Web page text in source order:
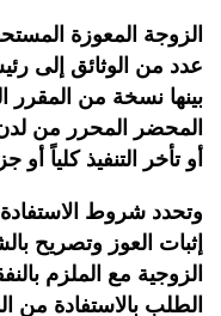
الزوجة المعوزة
عدد من الوثائق إلى
بينها نسخة من المقرر
المحضر المحرر من لدن
أو تأخر التنفيذ كلياً أو
وتحدد شروط
إثبات العوز وتصريح
الزوجية مع الملزم
الطلب بالاستفادة من